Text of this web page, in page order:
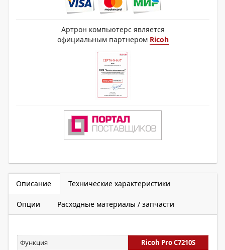
Артрон компьютерс является
официальным партнером Ricoh
Описание Технические характеристики
Опции Расходные материалы / запчасти
Функция Ricoh Pro C7210S